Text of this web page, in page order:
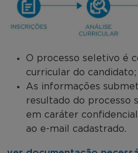
O processo seletivo é
curricular do candidato;
As informações
resultado do processo
em caráter
ao e-mail cadastrado.